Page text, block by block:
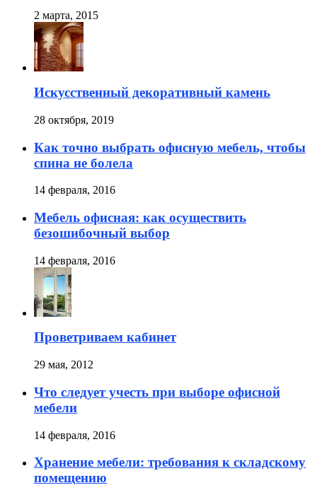
2 марта, 2015
Искусственный декоративный камень
28 октября, 2019
Как точно выбрать офисную мебель, чтобы
спина не болела
14 февраля, 2016
Мебель офисная: как осуществить
безошибочный выбор
14 февраля, 2016
Проветриваем кабинет
29 мая, 2012
Что следует учесть при выборе офисной
мебели
14 февраля, 2016
Хранение мебели: требования к складскому
помещению